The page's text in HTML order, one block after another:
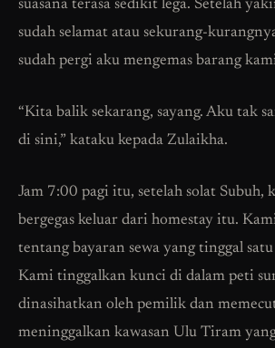
suasana terasa sedikit lega. Setelah
sudah selamat atau sekurang-
sudah pergi aku mengemas barang
“Kita balik sekarang, sayang. Aku tak
di sini,” kataku kepada Zulaikha.
Jam 7:00 pagi itu, setelah solat Subuh,
bergegas keluar dari homestay itu.
tentang bayaran sewa yang tinggal
Kami tinggalkan kunci di dalam peti
dinasihatkan oleh pemilik dan
meninggalkan kawasan Ulu Tiram